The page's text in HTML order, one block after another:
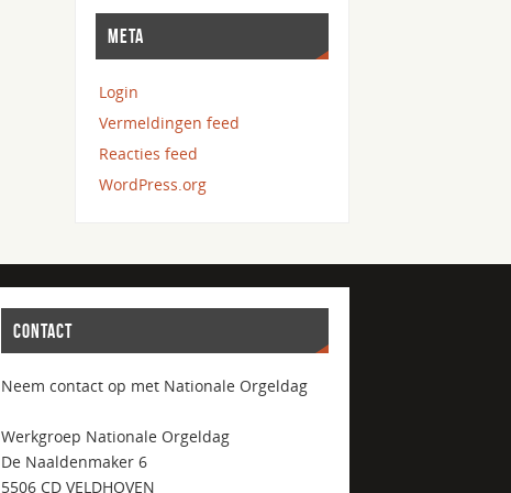
META
Login
Vermeldingen feed
Reacties feed
WordPress.org
CONTACT
Neem contact op met Nationale Orgeldag
Werkgroep Nationale Orgeldag
De Naaldenmaker 6
5506 CD VELDHOVEN